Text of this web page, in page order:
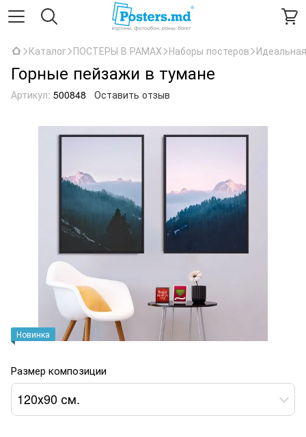
Каталог ПОСТЕРЫ В РАМАХ Наборы постеров
Горные пейзажи в тумане
Артикул: 500848 Оставить отзыв
Новинка
Размер композиции
120х90 см.